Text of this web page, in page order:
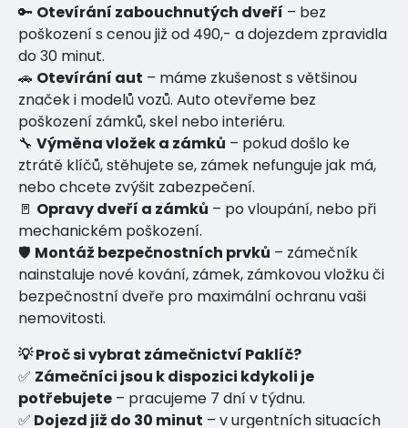
🔑 Otevírání zabouchnutých dveří – bez
poškození s cenou již od 490,- a dojezdem zpravidla
do 30 minut.
🚗 Otevírání aut – máme zkušenost s většinou
značek i modelů vozů. Auto otevřeme bez
poškození zámků, skel nebo interiéru.
🔧 Výměna vložek a zámků – pokud došlo ke
ztrátě klíčů, stěhujete se, zámek nefunguje jak má,
nebo chcete zvýšit zabezpečení.
🚪 Opravy dveří a zámků – po vloupání, nebo při
mechanickém poškození.
🛡 Montáž bezpečnostních prvků – zámečník
nainstaluje nové kování, zámek, zámkovou vložku či
bezpečnostní dveře pro maximální ochranu vaši
nemovitosti.
💡 Proč si vybrat zámečnictví Paklíč?
✅ Zámečníci jsou k dispozici kdykoli je
potřebujete – pracujeme 7 dní v týdnu.
✅ Dojezd již do 30 minut – v urgentních situacích